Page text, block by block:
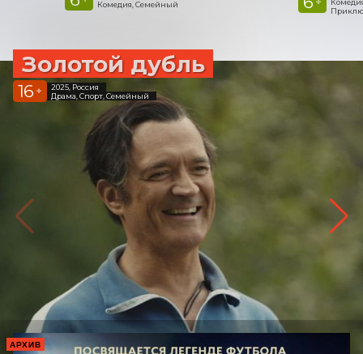
Комедия, Семейный
Золотой дубль
16 +
2025, Россия
Драма, Спорт, Семейный
АРХИВ